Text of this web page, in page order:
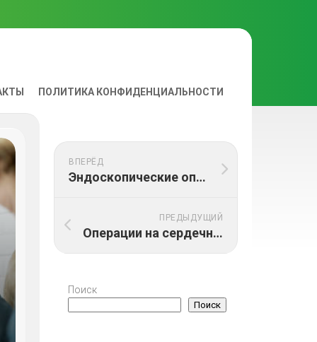
ПОЛИТИКА КОНФИДЕНЦИАЛЬНОСТИ
ВПЕРЁД
Эндоскопические операции на сердечных клапанах
ПРЕДЫДУЩИЙ
Операции на сердечных клапанах (реконструкция клапана, операция по сохранению клапана или установка клапана-протеза)
Поиск
Поиск